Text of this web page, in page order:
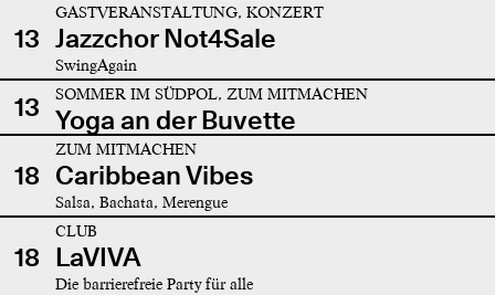
13
GASTVERANSTALTUNG, KONZERT
Jazzchor Not4Sale
SwingAgain
13 SOMMER IM SÜDPOL, ZUM MITMACHEN
Yoga an der Buvette
18
ZUM MITMACHEN
Caribbean Vibes
Salsa, Bachata, Merengue
18
CLUB
LaVIVA
Die barrierefreie Party für alle